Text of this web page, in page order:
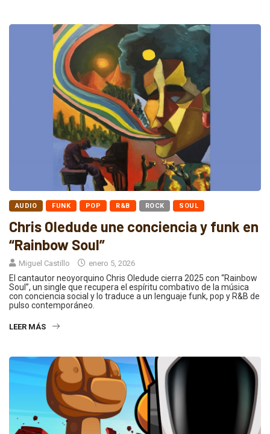
AUDIO FUNK POP R&B ROCK SOUL
Chris Oledude une conciencia y funk en
“Rainbow Soul”
Miguel Castillo enero 5, 2026
El cantautor neoyorquino Chris Oledude cierra 2025 con “Rainbow
Soul”, un single que recupera el espíritu combativo de la música
con conciencia social y lo traduce a un lenguaje funk, pop y R&B de
pulso contemporáneo.
LEER MÁS